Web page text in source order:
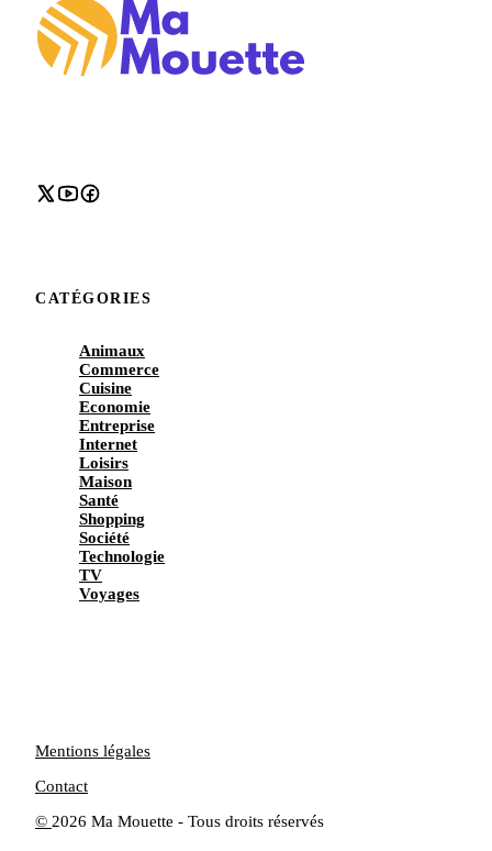
CATÉGORIES
Animaux
Commerce
Cuisine
Economie
Entreprise
Internet
Loisirs
Maison
Santé
Shopping
Société
Technologie
TV
Voyages
© 2026 Ma Mouette - Tous droits réservés
Mentions légales
Contact